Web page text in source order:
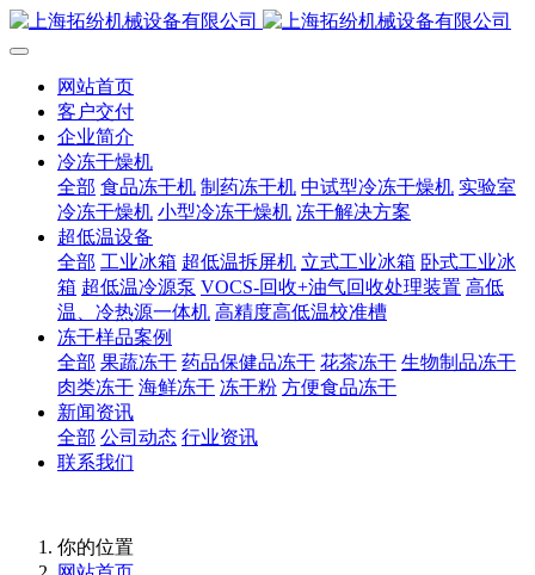
网站首页
客户交付
企业简介
冷冻干燥机
全部 食品冻干机 制药冻干机 中试型冷冻干燥机 实验室
冷冻干燥机 小型冷冻干燥机 冻干解决方案
超低温设备
全部 工业冰箱 超低温拆屏机 立式工业冰箱 卧式工业冰
箱 超低温冷源泵 VOCS-回收+油气回收处理装置 高低
温、冷热源一体机 高精度高低温校准槽
冻干样品案例
全部 果蔬冻干 药品保健品冻干 花茶冻干 生物制品冻干
肉类冻干 海鲜冻干 冻干粉 方便食品冻干
新闻资讯
全部 公司动态 行业资讯
联系我们
你的位置